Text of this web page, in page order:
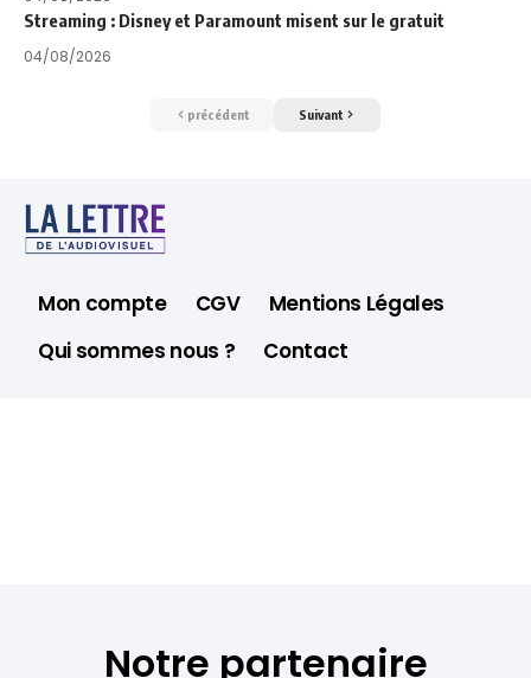
Streaming : Disney et Paramount misent sur le gratuit
04/08/2026
précédent Suivant
Mon compte CGV
Mentions Légales
Qui sommes nous ?
Contact
Notre partenaire